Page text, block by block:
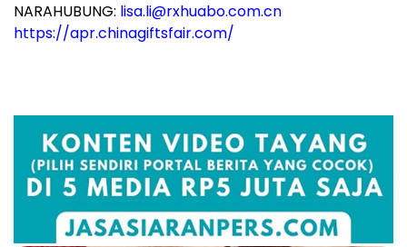
NARAHUBUNG: lisa.li@rxhuabo.com.cn
https://apr.chinagiftsfair.com/